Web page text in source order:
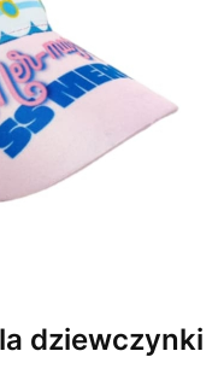
dziewczynki